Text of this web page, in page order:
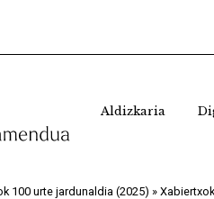
Aldizkaria
100 urte jardunaldia (2025) »